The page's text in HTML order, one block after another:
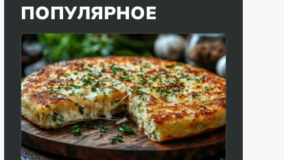
ПОПУЛЯРНОЕ